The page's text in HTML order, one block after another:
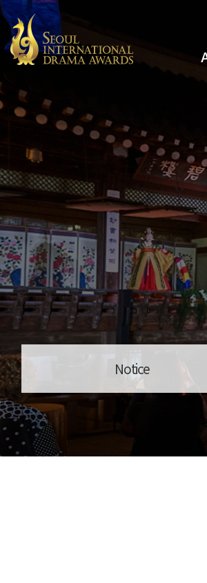
Notice
x